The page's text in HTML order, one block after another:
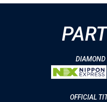
DIAMOND
OFFICIAL